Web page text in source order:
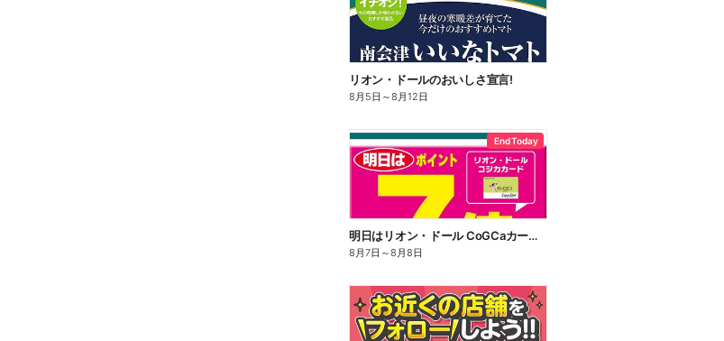
リオン・ドールのおいしさ宣言!
8月5日 ～8月12日
End Today
明日はリオン・ドール CoGCaカードポイント7倍!
8月7日 ～8月8日